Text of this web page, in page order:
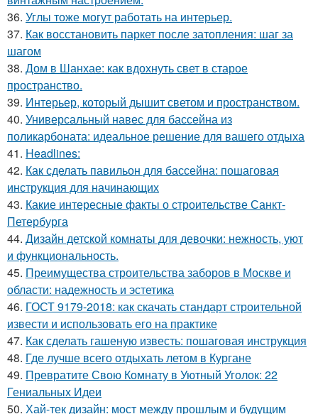
36. Углы тоже могут работать на интерьер.
37. Как восстановить паркет после затопления: шаг за
шагом
38. Дом в Шанхае: как вдохнуть свет в старое
пространство.
39. Интерьер, который дышит светом и пространством.
40. Универсальный навес для бассейна из
поликарбоната: идеальное решение для вашего отдыха
41. Headlines:
42. Как сделать павильон для бассейна: пошаговая
инструкция для начинающих
43. Какие интересные факты о строительстве Санкт-
Петербурга
44. Дизайн детской комнаты для девочки: нежность, уют
и функциональность.
45. Преимущества строительства заборов в Москве и
области: надежность и эстетика
46. ГОСТ 9179-2018: как скачать стандарт строительной
извести и использовать его на практике
47. Как сделать гашеную известь: пошаговая инструкция
48. Где лучше всего отдыхать летом в Кургане
49. Превратите Свою Комнату в Уютный Уголок: 22
Гениальных Идеи
50. Хай-тек дизайн: мост между прошлым и будущим